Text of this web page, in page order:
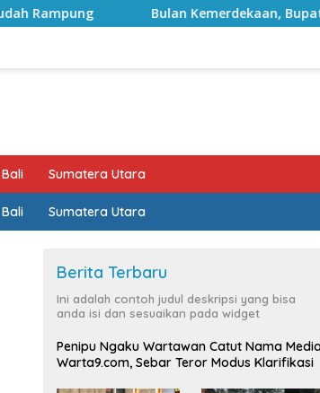
Bulan Kemerdekaan, Bupati Lampung Selatan
Bali Sumatera Utara
Bali Sumatera Utara
Berita Terbaru
Ini adalah contoh judul deskripsi yang bisa
anda isi dan sesuaikan pada widget
Penipu Ngaku Wartawan Catut Nama
Warta9.com, Sebar Teror Modus Klarifikasi